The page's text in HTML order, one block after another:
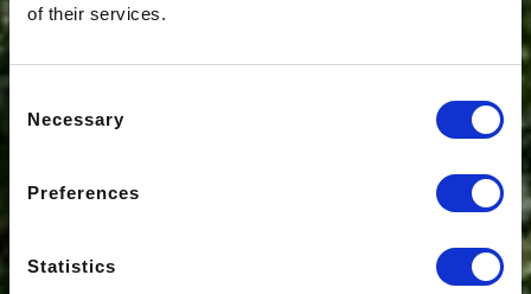
of their services.
Selection
Necessary
Preferences
Statistics